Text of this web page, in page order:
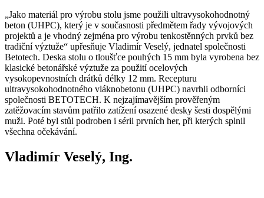
„Jako materiál pro výrobu stolu jsme použili ultravysokohodnotný
beton (UHPC), který je v současnosti předmětem řady vývojových
projektů a je vhodný zejména pro výrobu tenkostěnných prvků bez
tradiční výztuže“ upřesňuje Vladimír Veselý, jednatel společnosti
Betotech. Deska stolu o tloušťce pouhých 15 mm byla vyrobena bez
klasické betonářské výztuže za použití ocelových
vysokopevnostních drátků délky 12 mm. Recepturu
ultravysokohodnotného vláknobetonu (UHPC) navrhli odborníci
společnosti BETOTECH. K nejzajímavějším prověřeným
zatěžovacím stavům patřilo zatížení osazené desky šesti dospělými
muži. Poté byl stůl podroben i sérii prvních her, při kterých splnil
všechna očekávání.
Vladimír Veselý, Ing.